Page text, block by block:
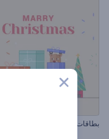
بطاقات معايدة هدايا عيد الميلاد